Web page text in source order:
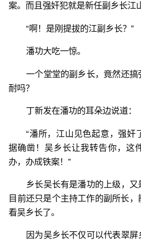
案。而且强奸犯就是新任副乡长
“啊！是刚提拔的江副乡长？”
潘功大吃一惊。
一个堂堂的副乡长，竟然还
耐吗？
丁新发在潘功的耳朵边说道：
“潘所，江山见色起意，强奸
据确凿！吴乡长让我转告你，这
办，办成铁案！”
乡长吴长有是潘功的上级，
目前还只是个主持工作的副所长
看吴乡长了。
因为吴乡长不仅可以代表翠